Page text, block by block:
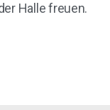
Halle freuen.